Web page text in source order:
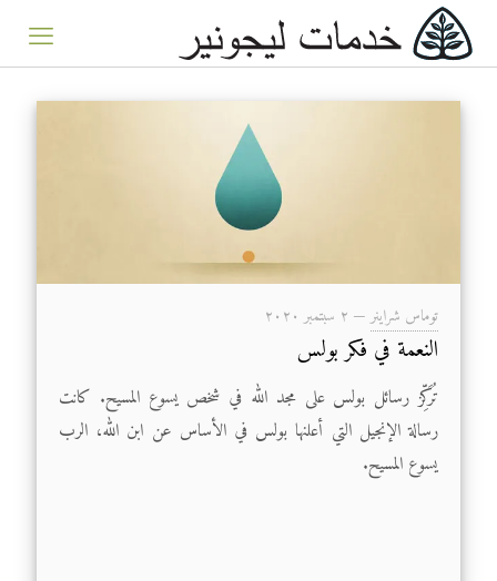
توماس شراينر — ۲ سبتمبر ۲۰۲۰
النعمة في فكر بولس
تُرَكِّز رسائل بولس على مجد الله في شخص يسوع المسيح. كانت
رسالة الإنجيل التي أعلنها بولس في الأساس عن ابن الله، الرب
يسوع المسيح.